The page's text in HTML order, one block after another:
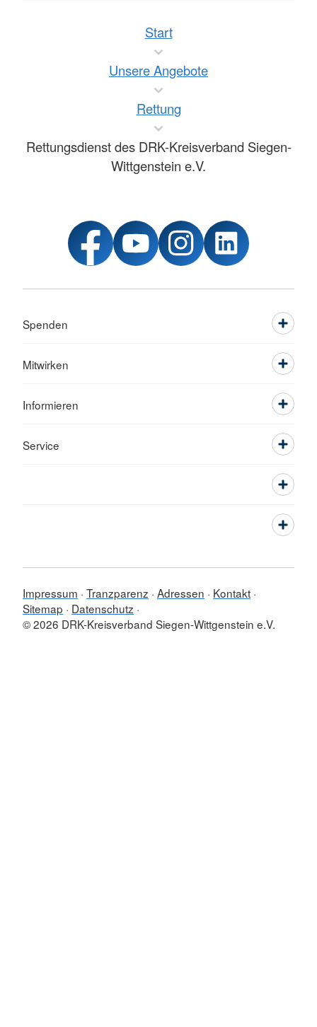
Start
Unsere Angebote
Rettung
Rettungsdienst des DRK-Kreisverband Siegen-
Wittgenstein e.V.
Spenden
Mitwirken
Informieren
Service
Impressum Tranzparenz Adressen
Kontakt
Sitemap
Datenschutz
© 2026 DRK-Kreisverband Siegen-Wittgenstein e.V.